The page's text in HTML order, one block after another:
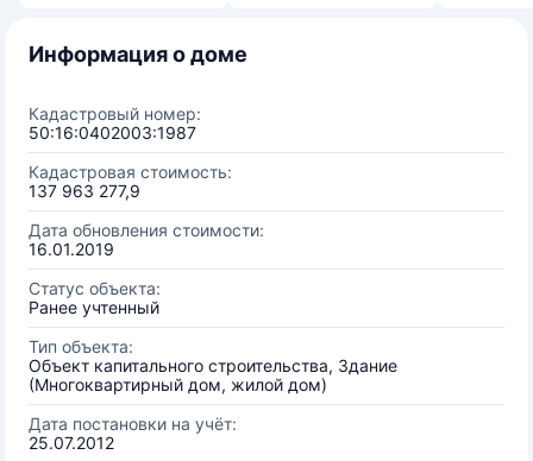
Информация о доме
Кадастровый номер:
50:16:0402003:1987
Кадастровая стоимость:
137 963 277,9
Дата обновления стоимости:
16.01.2019
Статус объекта:
Ранее учтенный
Тип объекта:
Объект капитального строительства, Здание
(Многоквартирный дом, жилой дом)
Дата постановки на учёт:
25.07.2012